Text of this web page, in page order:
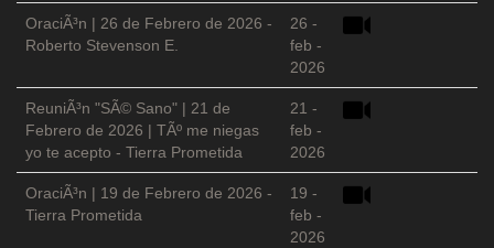
OraciÃ³n | 26 de Febrero de 2026 -
Roberto Stevenson E.
26 -
feb -
2026
ReuniÃ³n "SÃ© Sano" | 21 de
Febrero de 2026 | TÃº me niegas
yo te acepto - Tierra Prometida
21 -
feb -
2026
OraciÃ³n | 19 de Febrero de 2026 -
Tierra Prometida
19 -
feb -
2026